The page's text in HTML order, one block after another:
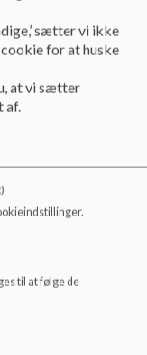
årgang, samt
0.årgang.
oplever:
sætter vi ikke
for at huske
at vi sætter
af.
til at følge de